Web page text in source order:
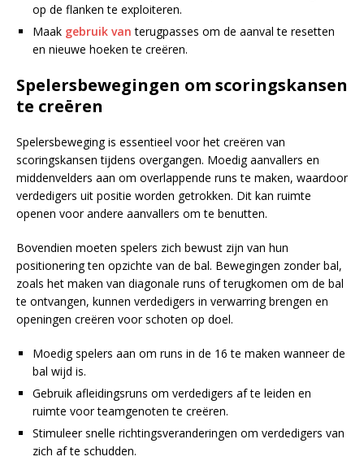
op de flanken te exploiteren.
Maak gebruik van terugpasses om de aanval te resetten
en nieuwe hoeken te creëren.
Spelersbewegingen om scoringskansen
te creëren
Spelersbeweging is essentieel voor het creëren van
scoringskansen tijdens overgangen. Moedig aanvallers en
middenvelders aan om overlappende runs te maken, waardoor
verdedigers uit positie worden getrokken. Dit kan ruimte
openen voor andere aanvallers om te benutten.
Bovendien moeten spelers zich bewust zijn van hun
positionering ten opzichte van de bal. Bewegingen zonder bal,
zoals het maken van diagonale runs of terugkomen om de bal
te ontvangen, kunnen verdedigers in verwarring brengen en
openingen creëren voor schoten op doel.
Moedig spelers aan om runs in de 16 te maken wanneer de
bal wijd is.
Gebruik afleidingsruns om verdedigers af te leiden en
ruimte voor teamgenoten te creëren.
Stimuleer snelle richtingsveranderingen om verdedigers van
zich af te schudden.